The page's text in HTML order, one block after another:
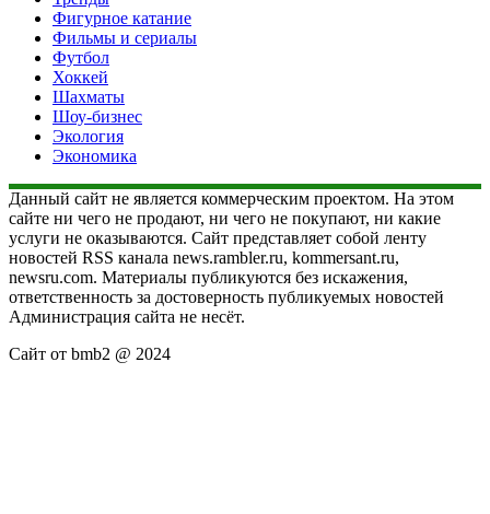
Фигурное катание
Фильмы и сериалы
Футбол
Хоккей
Шахматы
Шоу-бизнес
Экология
Экономика
Данный сайт не является коммерческим проектом. На этом
сайте ни чего не продают, ни чего не покупают, ни какие
услуги не оказываются. Сайт представляет собой ленту
новостей RSS канала news.rambler.ru, kommersant.ru,
newsru.com. Материалы публикуются без искажения,
ответственность за достоверность публикуемых новостей
Администрация сайта не несёт.
Сайт от bmb2 @ 2024